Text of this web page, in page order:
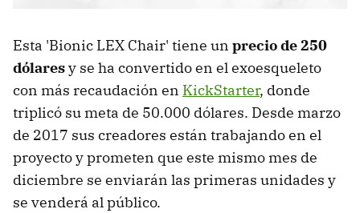
Esta 'Bionic LEX Chair' tiene un precio de 250
dólaresy se ha convertido en el exoesqueleto
con más recaudación en KickStarter, donde
triplicó su meta de 50.000 dólares. Desde marzo
de 2017 sus creadores están trabajando en el
proyecto y prometen que este mismo mes de
diciembre se enviarán las primeras unidades y
se venderá al público.